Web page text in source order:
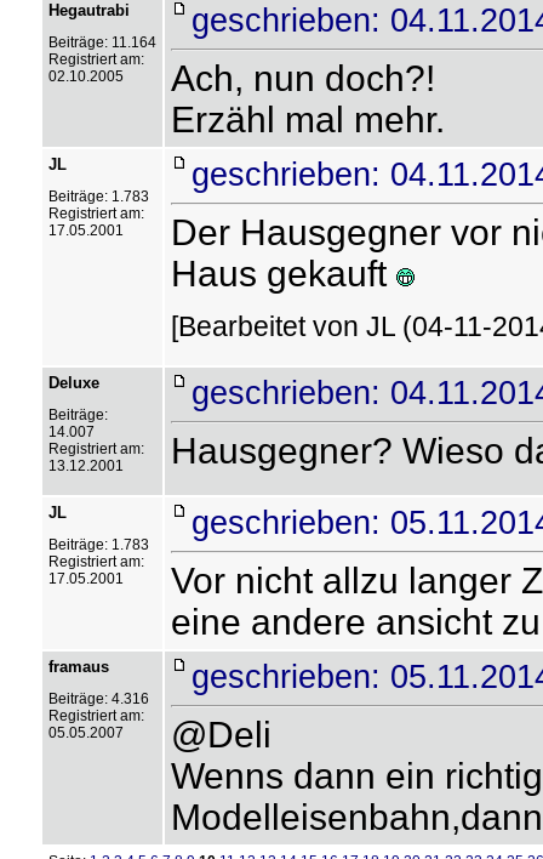
Hegautrabi
Beiträge: 11.164
Registriert am:
02.10.2005
geschrieben:
Ach, nun doch?!
Erzähl mal mehr.
JL
Beiträge: 1.783
Registriert am:
17.05.2001
geschrieben:
Der Hausgegner vor
Haus gekauft
[Bearbeitet von JL (04-11-
Deluxe
Beiträge:
14.007
Registriert am:
13.12.2001
geschrieben:
Hausgegner? Wieso
JL
Beiträge: 1.783
Registriert am:
17.05.2001
geschrieben:
Vor nicht allzu langer
eine andere ansicht
framaus
Beiträge: 4.316
Registriert am:
05.05.2007
geschrieben:
@Deli
Wenns dann ein